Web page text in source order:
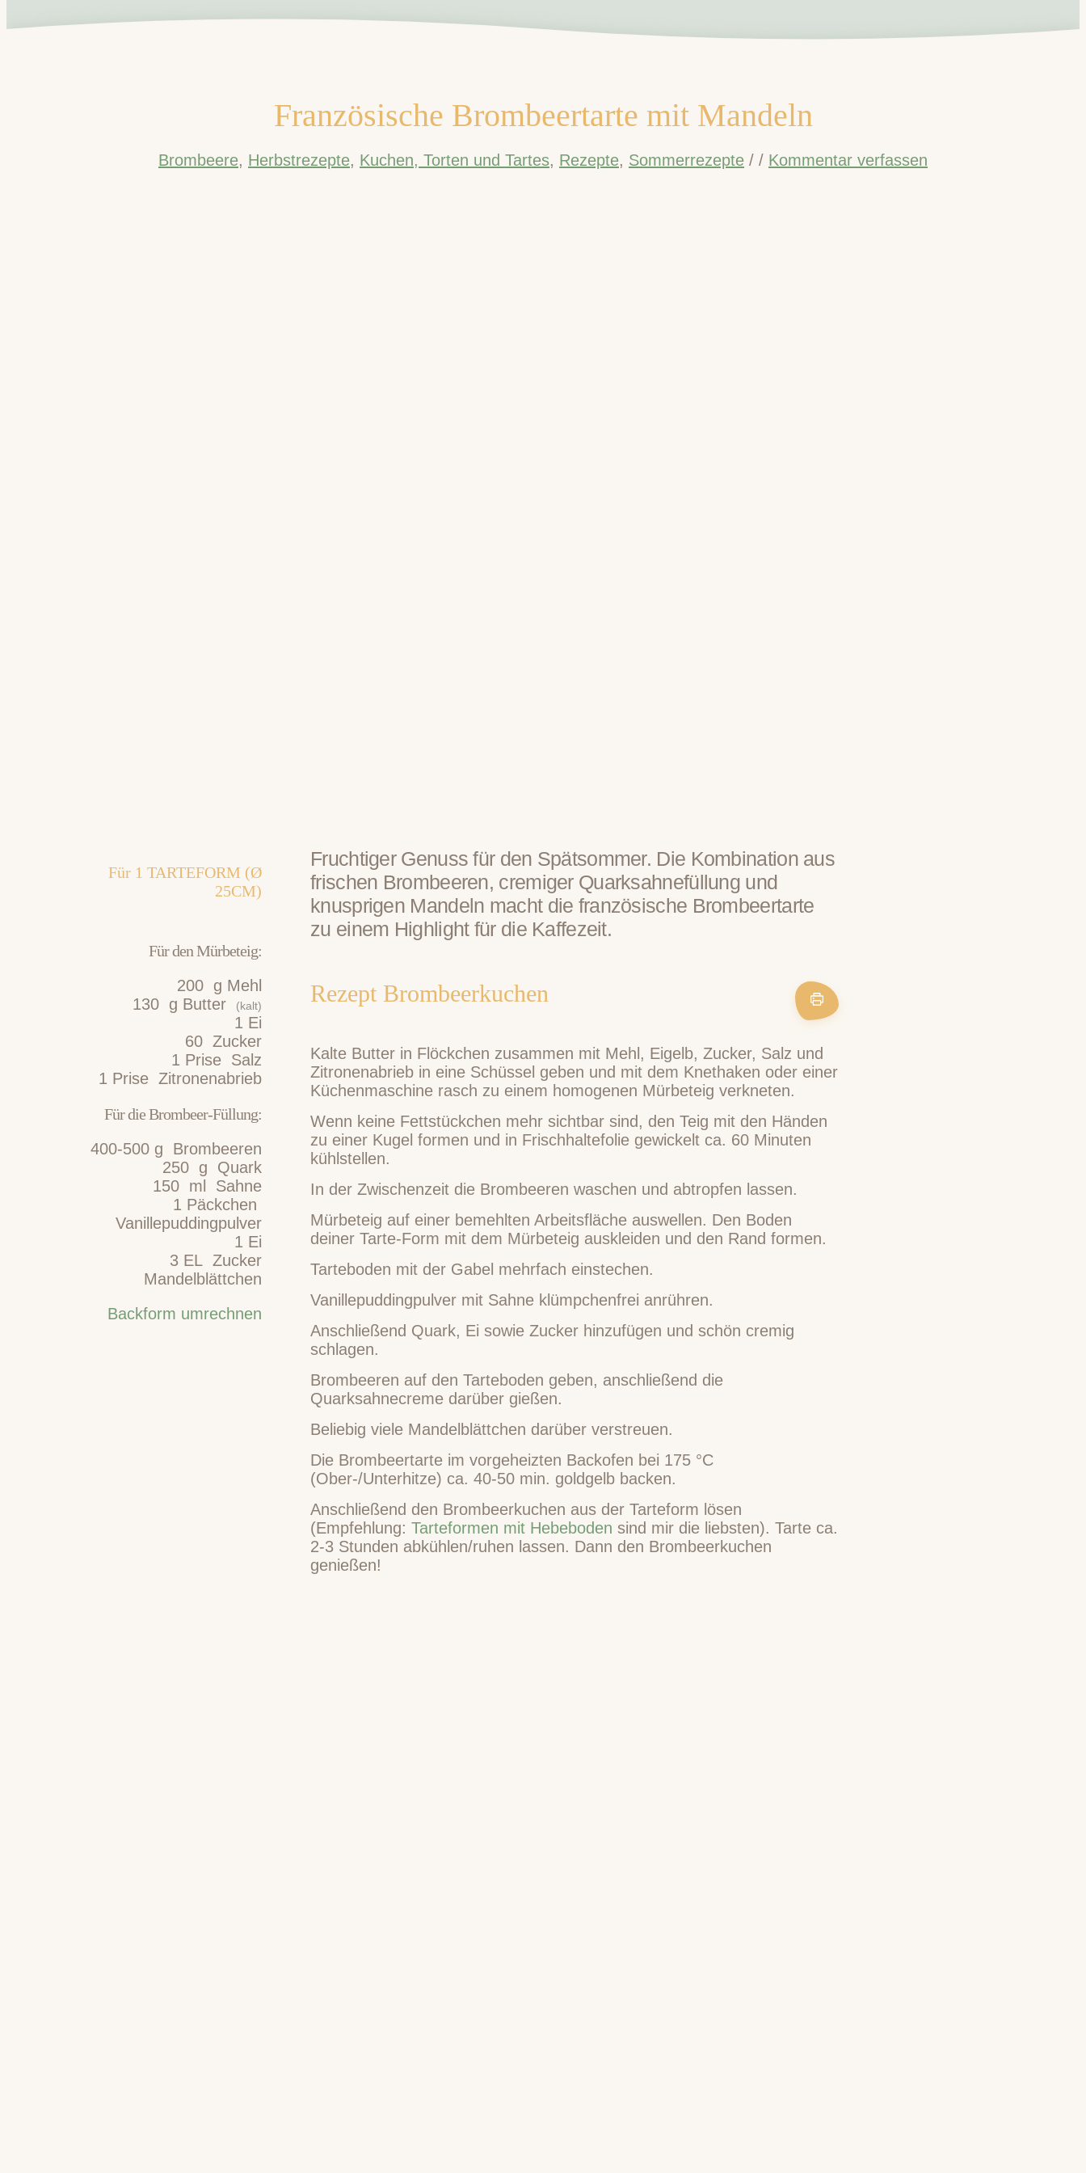
Französische Brombeertarte mit Mandeln
Brombeere, Herbstrezepte, Kuchen, Torten und Tartes, Rezepte, Sommerrezepte / / Kommentar verfassen
Für 1 TARTEFORM (Ø
25CM)
Für den Mürbeteig:
200 g Mehl
130 g Butter (kalt)
1 Ei
60 Zucker
1 Prise Salz
1 Prise Zitronenabrieb
Für die Brombeer-Füllung:
400-500 g
Brombeeren
250 g
Quark
150 ml
Sahne
1 Päckchen
Vanillepuddingpulver
1 Ei
3 EL Zucker
Mandelblättchen
Backform umrechnen
Fruchtiger Genuss für den Spätsommer. Die Kombination aus
frischen Brombeeren, cremiger Quarksahnefüllung und
knusprigen Mandeln macht die französische Brombeertarte
zu einem Highlight für die Kaffezeit.
Rezept Brombeerkuchen
Kalte Butter in Flöckchen zusammen mit Mehl, Eigelb, Zucker, Salz und
Zitronenabrieb in eine Schüssel geben und mit dem Knethaken oder einer
Küchenmaschine rasch zu einem homogenen Mürbeteig verkneten.
Wenn keine Fettstückchen mehr sichtbar sind, den Teig mit den Händen
zu einer Kugel formen und in Frischhaltefolie gewickelt ca. 60 Minuten
kühlstellen.
In der Zwischenzeit die Brombeeren waschen und abtropfen lassen.
Mürbeteig auf einer bemehlten Arbeitsfläche auswellen. Den Boden
deiner Tarte-Form mit dem Mürbeteig auskleiden und den Rand formen.
Tarteboden mit der Gabel mehrfach einstechen.
Vanillepuddingpulver mit Sahne klümpchenfrei anrühren.
Anschließend Quark, Ei sowie Zucker hinzufügen und schön cremig
schlagen.
Brombeeren auf den Tarteboden geben, anschließend die
Quarksahnecreme darüber gießen.
Beliebig viele Mandelblättchen darüber verstreuen.
Die Brombeertarte im vorgeheizten Backofen bei 175 °C
(Ober-/Unterhitze) ca. 40-50 min. goldgelb backen.
Anschließend den Brombeerkuchen aus der Tarteform lösen
(Empfehlung: Tarteformen mit Hebeboden sind mir die liebsten). Tarte ca.
2-3 Stunden abkühlen/ruhen lassen. Dann den Brombeerkuchen
genießen!